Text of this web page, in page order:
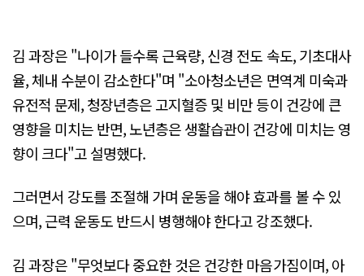
김 과장은 "나이가 들수록 근육량, 신경 전도 속도, 기초대사
율, 체내 수분이 감소한다"며 "소아청소년은 면역계 미숙과
유전적 문제, 청장년층은 고지혈증 및 비만 등이 건강에 큰
영향을 미치는 반면, 노년층은 생활습관이 건강에 미치는 영
향이 크다"고 설명했다.
그러면서 강도를 조절해 가며 운동을 해야 효과를 볼 수 있
으며, 근력 운동도 반드시 병행해야 한다고 강조했다.
김 과장은 "무엇보다 중요한 것은 건강한 마음가짐이며, 아